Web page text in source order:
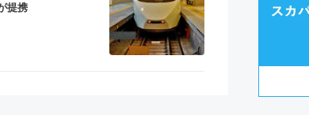
提携